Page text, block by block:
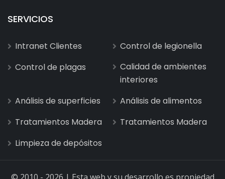
SERVICIOS
Intranet Clientes
Control de legionella
Control de plagas
Calidad de ambientes
interiores
Análisis de superficies
Análisis de alimentos
Tratamientos Madera
Tratamientos Madera
Limpieza de depósitos
© 2010 - 2026 | Esta web y su desarrollo es propiedad